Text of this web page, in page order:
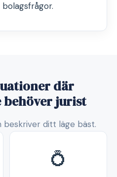
där
behöver jurist
beskriver ditt läge bäst.
💍